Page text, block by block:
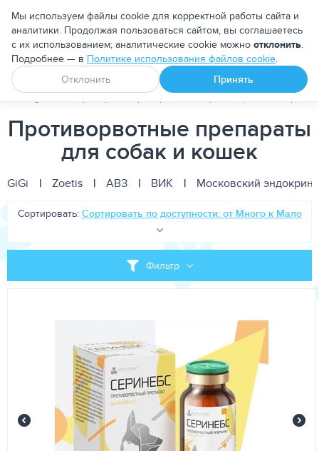
Москва
Апоквел Ветмедин От блох и клещей
PetDog Ветеринарные препараты Противорвотные
Противорвотные препараты
для собак и кошек
GiGi | Zoetis | АВЗ | ВИК | Московский
Фильтр
Сортировать: Сортировать по доступности: от Много к Мало
Мы используем файлы cookie для корректной работы сайта и
аналитики. Продолжая пользоваться сайтом, вы соглашаетесь
с их использованием; аналитические cookie можно отклонить.
Подробнее — в Политике использования файлов cookie.
Отклонить
Принять